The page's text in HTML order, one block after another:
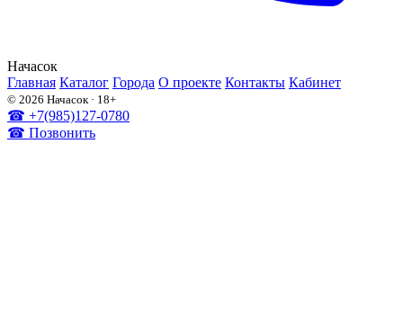
Начасок
Главная Каталог Города О проекте Контакты Кабинет
© 2026 Начасок · 18+
☎ +7(985)127-0780
☎ Позвонить